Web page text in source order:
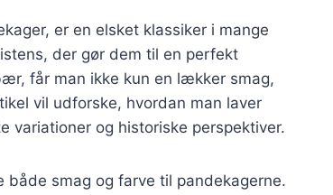
er en elsket klassiker i mange
der gør dem til en perfekt
får man ikke kun en lækker smag,
vil udforske, hvordan man laver
variationer og historiske perspektiver.
smag og farve til pandekagerne.